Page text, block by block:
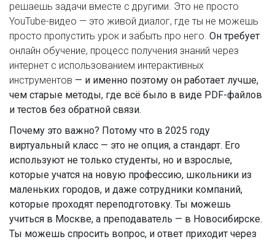
решаешь задачи вместе с другими. Это не просто
YouTube-видео — это живой диалог, где ты не можешь
просто пропустить урок и забыть про него. Он требует
онлайн обучение, процесс получения знаний через
интернет с использованием интерактивных
инструментов — и именно поэтому он работает лучше,
чем старые методы, где всё было в виде PDF-файлов
и тестов без обратной связи.
Почему это важно? Потому что в 2025 году
виртуальный класс — это не опция, а стандарт. Его
используют не только студенты, но и взрослые,
которые учатся на новую профессию, школьники из
маленьких городов, и даже сотрудники компаний,
которые проходят переподготовку. Ты можешь
учиться в Москве, а преподаватель — в Новосибирске.
Ты можешь спросить вопрос, и ответ приходит через